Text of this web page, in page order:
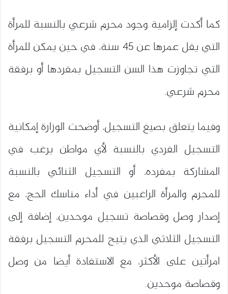
كما أكدت إلزامية وجود محرم شرعي بالنسبة للمرأة
التي يقل عمرها عن 45 سنة، في حين يمكن للمرأة
التي تجاوزت هذا السن التسجيل بمفردها أو برفقة
محرم شرعي.
وفيما يتعلق بصيغ التسجيل، أوضحت الوزارة إمكانية
التسجيل الفردي بالنسبة لأي مواطن يرغب في
المشاركة بمفرده، أو التسجيل الثنائي بالنسبة
للمحرم والمرأة الراغبين في أداء مناسك الحج، مع
إصدار وصل وقصاصة تسجيل موحدين، إضافة إلى
التسجيل الثلاثي الذي يتيح للمحرم التسجيل برفقة
امرأتين على الأكثر، مع الاستفادة أيضا من وصل
وقصاصة موحدين.